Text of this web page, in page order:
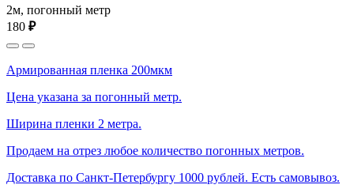
2м, погонный метр
180 ₽
Армированная пленка 200мкм
Цена указана за погонный метр.
Ширина пленки 2 метра.
Продаем на отрез любое количество погонных метров.
Доставка по Санкт-Петербургу 1000 рублей. Есть самовывоз.